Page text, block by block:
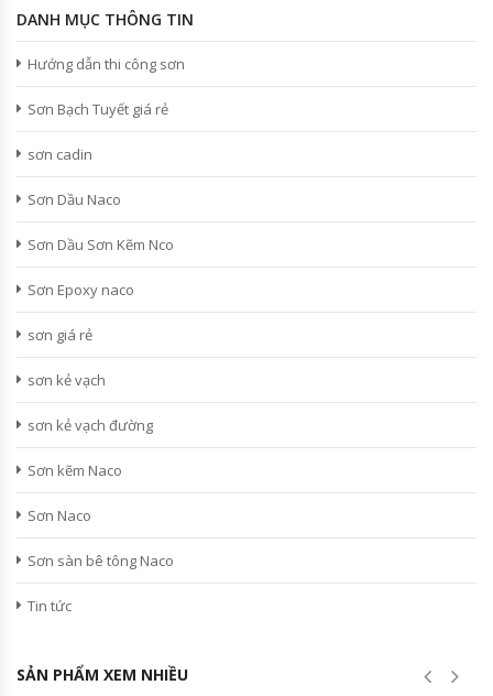
DANH MỤC THÔNG TIN
Hướng dẫn thi công sơn
Sơn Bạch Tuyết giá rẻ
sơn cadin
Sơn Dầu Naco
Sơn Dầu Sơn Kẽm Nco
Sơn Epoxy naco
sơn giá rẻ
sơn kẻ vạch
sơn kẻ vạch đường
Sơn kẽm Naco
Sơn Naco
Sơn sàn bê tông Naco
Tin tức
SẢN PHẨM XEM NHIỀU